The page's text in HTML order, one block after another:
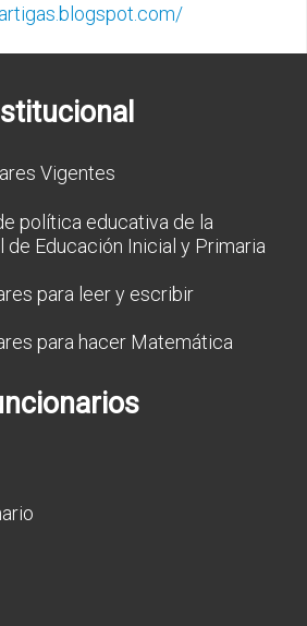
Vigentes
política educativa de la
de Educación Inicial y Primaria
para leer y escribir
para hacer Matemática